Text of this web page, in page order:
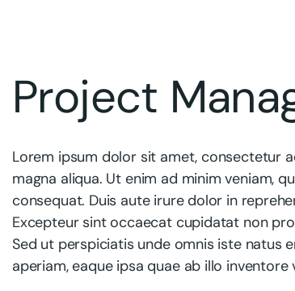
Project
Lorem ipsum dolor sit amet, consectetur
magna aliqua. Ut enim ad minim veniam,
consequat. Duis aute irure dolor in
Excepteur sint occaecat cupidatat non
Sed ut perspiciatis unde omnis iste natus
aperiam, eaque ipsa quae ab illo